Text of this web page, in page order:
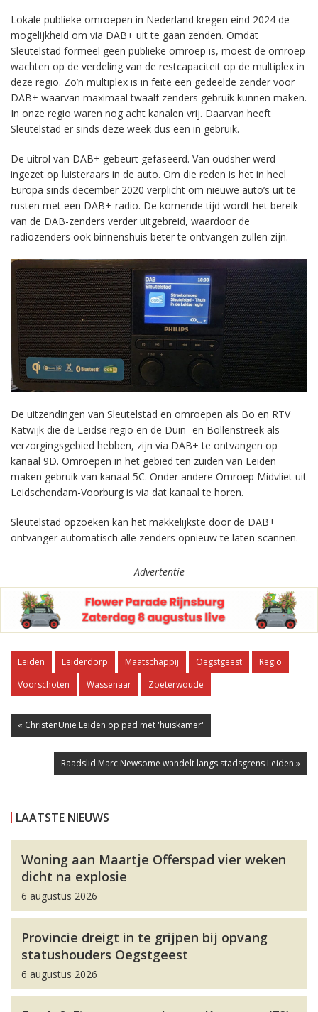
Lokale publieke omroepen in Nederland kregen eind 2024 de
mogelijkheid om via DAB+ uit te gaan zenden. Omdat
Sleutelstad formeel geen publieke omroep is, moest de omroep
wachten op de verdeling van de restcapaciteit op de multiplex in
deze regio. Zo’n multiplex is in feite een gedeelde zender voor
DAB+ waarvan maximaal twaalf zenders gebruik kunnen maken.
In onze regio waren nog acht kanalen vrij. Daarvan heeft
Sleutelstad er sinds deze week dus een in gebruik.
De uitrol van DAB+ gebeurt gefaseerd. Van oudsher werd
ingezet op luisteraars in de auto. Om die reden is het in heel
Europa sinds december 2020 verplicht om nieuwe auto’s uit te
rusten met een DAB+-radio. De komende tijd wordt het bereik
van de DAB-zenders verder uitgebreid, waardoor de
radiozenders ook binnenshuis beter te ontvangen zullen zijn.
De uitzendingen van Sleutelstad en omroepen als Bo en RTV
Katwijk die de Leidse regio en de Duin- en Bollenstreek als
verzorgingsgebied hebben, zijn via DAB+ te ontvangen op
kanaal 9D. Omroepen in het gebied ten zuiden van Leiden
maken gebruik van kanaal 5C. Onder andere Omroep Midvliet uit
Leidschendam-Voorburg is via dat kanaal te horen.
Sleutelstad opzoeken kan het makkelijkste door de DAB+
ontvanger automatisch alle zenders opnieuw te laten scannen.
Advertentie
Leiden Leiderdorp Maatschappij Oegstgeest
Regio
Voorschoten
Wassenaar Zoeterwoude
« ChristenUnie Leiden op pad met 'huiskamer'
Raadslid Marc Newsome wandelt langs stadsgrens Leiden »
LAATSTE NIEUWS
Woning aan Maartje Offerspad vier weken
dicht na explosie
6 augustus 2026
Provincie dreigt in te grijpen bij opvang
statushouders Oegstgeest
6 augustus 2026